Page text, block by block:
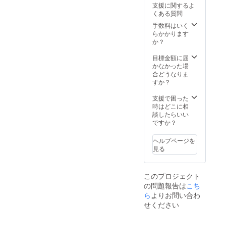
のサイ
ズを記
入願い
ます。
ないT
シャツ
サイズ
サイズ
と見な
しま
す。
ります
のでご
了承く
ださい *
アート
はアー
ティス
ション
アート
で、
アー
トが選
んで
ノーク
レー
ノーリ
ターン
で送ら
せてい
ただき
ティス
トのコ
レク
ション
アー
ティス
トが選
レー
ム・
ノーリ
ターン
せてい
ただき
ます
リター
ン商品
配送、
アー
しは日
本国内
に限り
ティス
ト手渡
し商品
は、
ティス
トのス
ケー
ジュル
日程調
整とな
りま
す。 ＊
リター
支援に関するよ
くある質問
手数料はいく
らかかります
か？
目標金額に届
かなかった場
合どうなりま
すか？
支援で困った
時はどこに相
談したらいい
ですか？
ヘルプページを
見る
このプロジェクト
の問題報告はこち
らよりお問い合わ
せください